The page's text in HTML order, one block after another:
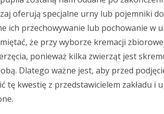
oferują specjalne urny lub pojemniki
ich przechowywanie lub pochowanie w
że przy wyborze kremacji
ponieważ kilka zwierząt jest
Dlatego ważne jest, aby przed
tę kwestię z przedstawicielem zakładu i